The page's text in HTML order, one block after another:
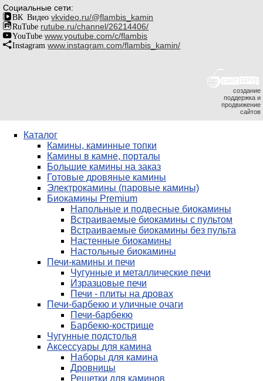
Социальные сети:
ВК Видео vkvideo.ru/@flambis_kamin
RuTube rutube.ru/channel/26214406/
YouTube www.youtube.com/c/flambis
Instagram www.instagram.com/flambis_kamin/
создание
поддержка и
продвижение
сайтов
Каталог
Камины, каминные топки
Камины в камне, порталы
Большие камины на заказ
Готовые дровяные камины
Электрокамины (паровые камины)
Биокамины Premium
Напольные и подвесные биокамины
Встраиваемые биокамины с пультом
Встраиваемые биокамины без пульта
Настенные биокамины
Настольные биокамины
Печи-камины и печи
Чугунные и металлические печи
Изразцовые печи
Печи - плиты на дровах
Печи-барбекю и уличные очаги
Печи-барбекю
Барбекю-кострище
Чугунные подстолья
Аксессуары для камина
Наборы для камина
Дровницы
Решетки для каминов